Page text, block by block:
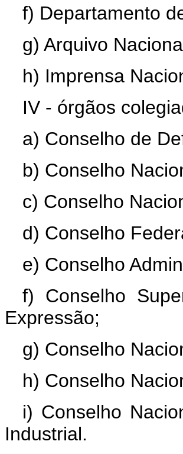
f) Departamento
g) Arquivo
h) Imprensa
IV - órgãos
a) Conselho de
b) Conselho
c) Conselho
d) Conselho
e) Conselho
f) Conselho
Expressão;
g) Conselho
h) Conselho
i) Conselho
Industrial.